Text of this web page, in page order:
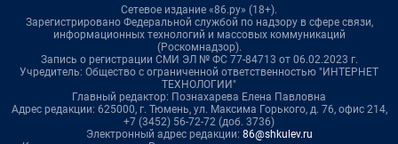
Сетевое издание «86.ру» (18+).
Зарегистрировано Федеральной службой по надзору в сфере связи,
информационных технологий и массовых коммуникаций
(Роскомнадзор).
Запись о регистрации СМИ ЭЛ № ФС 77-84713 от 06.02.2023 г.
Учредитель: Общество с ограниченной ответственностью "ИНТЕРНЕТ
ТЕХНОЛОГИИ"
Главный редактор: Познахарева Елена Павловна
Адрес редакции: 625000, г. Тюмень, ул. Максима Горького, д. 76, офис 214,
+7 (3452) 56-72-72 (доб. 3736)
Электронный адрес редакции: 86@shkulev.ru